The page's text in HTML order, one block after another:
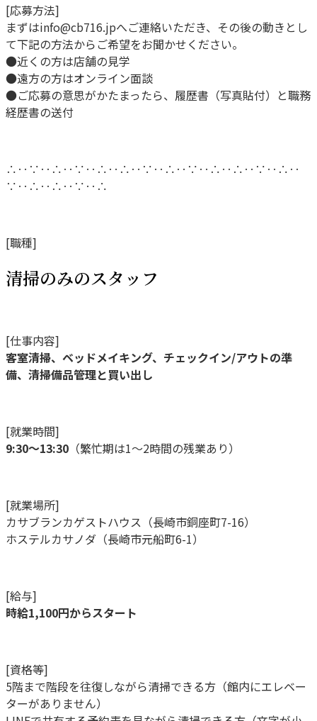
[応募方法]
まずはinfo@cb716.jpへご連絡いただき、その後の動きとし
て下記の方法からご希望をお聞かせください。
●近くの方は店舗の見学
●遠方の方はオンライン面談
●ご応募の意思がかたまったら、履歴書（写真貼付）と職務
経歴書の送付
∴‥∵‥∴‥∵‥∴‥∴‥∵‥∴‥∵‥∴‥∴‥∵‥∴‥
∵‥∴‥∴‥∵‥∴
[職種]
清掃のみのスタッフ
[仕事内容]
客室清掃、ベッドメイキング、チェックイン/アウトの準
備、清掃備品管理と買い出し
[就業時間]
9:30〜13:30 （繁忙期は1〜2時間の残業あり）
[就業場所]
カサブランカゲストハウス（長崎市銅座町7-16）
ホステルカサノダ（長崎市元船町6-1）
[給与]
時給1,100円からスタート
[資格等]
5階まで階段を往復しながら清掃できる方（館内にエレベー
ターがありません）